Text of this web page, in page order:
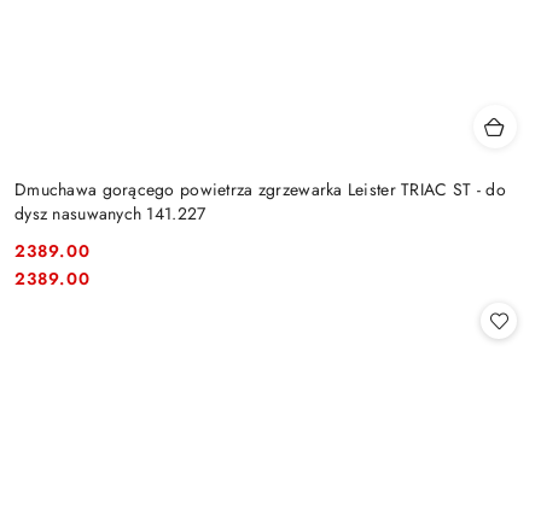
Dmuchawa gorącego powietrza zgrzewarka Leister TRIAC ST - do
dysz nasuwanych 141.227
Cena:
2389.00
Cena:
2389.00